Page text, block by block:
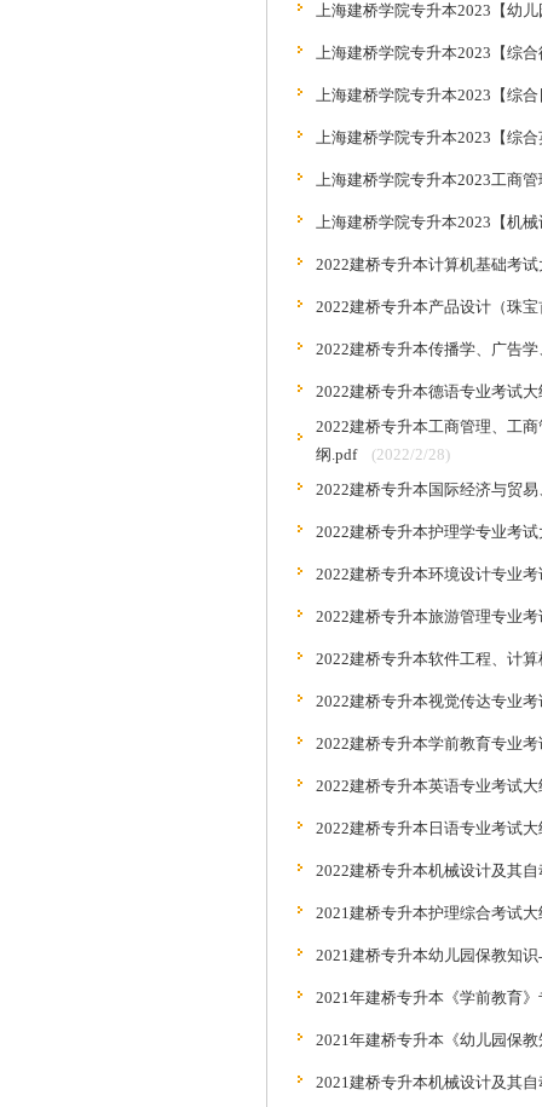
上海建桥学院专升本2023【幼
上海建桥学院专升本2023【综
上海建桥学院专升本2023【综
上海建桥学院专升本2023【综
上海建桥学院专升本2023工商
上海建桥学院专升本2023【机
2022建桥专升本计算机基础考
2022建桥专升本产品设计（珠
2022建桥专升本传播学、广告
2022建桥专升本德语专业考试大
2022建桥专升本工商管理、工
纲.pdf
(2022/2/28)
2022建桥专升本国际经济与贸
2022建桥专升本护理学专业考试
2022建桥专升本环境设计专业
2022建桥专升本旅游管理专业
2022建桥专升本软件工程、计
2022建桥专升本视觉传达专业
2022建桥专升本学前教育专业
2022建桥专升本英语专业考试大
2022建桥专升本日语专业考试大
2022建桥专升本机械设计及其
2021建桥专升本护理综合考试大
2021建桥专升本幼儿园保教知
2021年建桥专升本《学前教育
2021年建桥专升本《幼儿园保
2021建桥专升本机械设计及其